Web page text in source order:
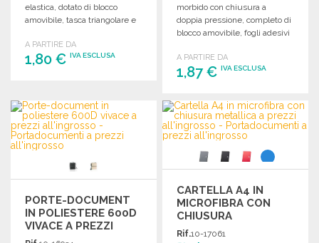
elastica, dotato di blocco
amovibile, tasca triangolare e
A PARTIRE DA
1,80 € IVA ESCLUSA
Richiedi un preventivo
morbido con chiusura a
doppia pressione, completo di
blocco amovibile, fogli adesivi
A PARTIRE DA
1,87 €IVA ESCLUSA
ORDINARE
Richiedi un preventivo
PORTE-DOCUMENT
IN POLIESTERE 600D
VIVACE A PREZZI
ALL'INGROSSO
CARTELLA A4 IN
MICROFIBRA CON
CHIUSURA
METALLICA
Rif.10-17061